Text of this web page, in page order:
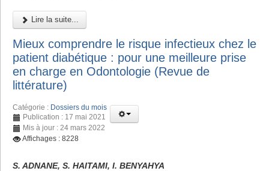
Lire la suite...
Mieux comprendre le risque infectieux chez le
patient diabétique : pour une meilleure prise
en charge en Odontologie (Revue de
littérature)
Catégorie : Dossiers du mois
Publication : 17 mai 2021
Mis à jour : 24 mars 2022
Affichages : 8228
S. ADNANE, S. HAITAMI, I. BENYAHYA